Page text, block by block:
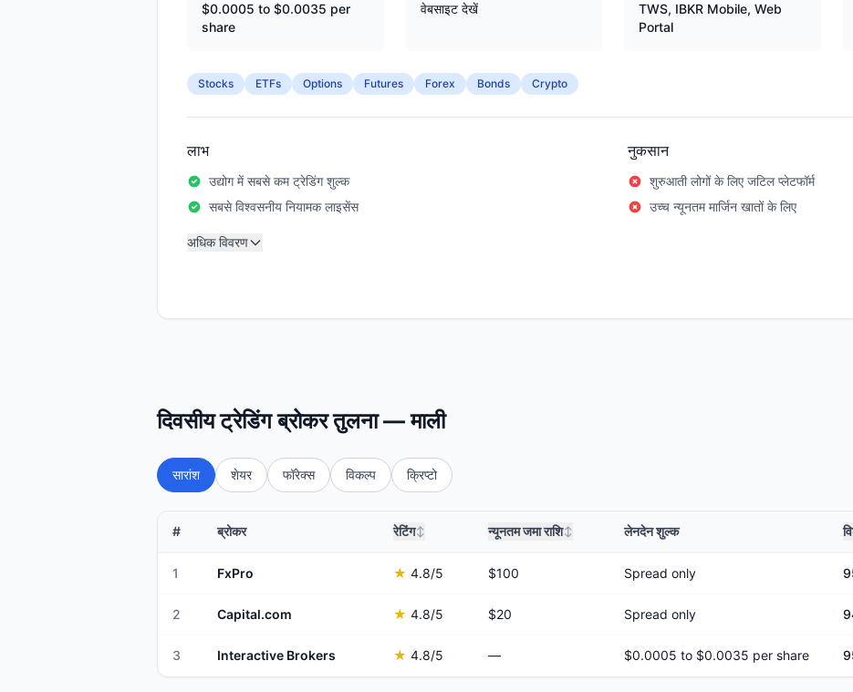
$0.0005 to $0.0035 per
share
वेबसाइट देखें
TWS, IBKR Mobile, Web
Portal
Stocks ETFs Options Futures Forex Bonds Crypto
लाभ
उद्योग में सबसे कम ट्रेडिंग शुल्क
सबसे विश्वसनीय नियामक लाइसेंस
नुकसान
शुरुआती लोगों के लिए जटिल प्लेटफॉर्म
उच्च न्यूनतम मार्जिन खातों के लिए
अधिक विवरण
दिवसीय ट्रेडिंग ब्रोकर तुलना — माली
सारांश शेयर फॉरेक्स विकल्प क्रिप्टो
# ब्रोकर रेटिंग↕ न्यूनतम जमा राशि↕ लेनदेन शुल्क
1 FxPro ★ 4.8/5 $100 Spread only
2 Capital.com ★ 4.8/5 $20 Spread only
3 Interactive Brokers ★ 4.8/5 — $0.0005 to $0.0035 per share